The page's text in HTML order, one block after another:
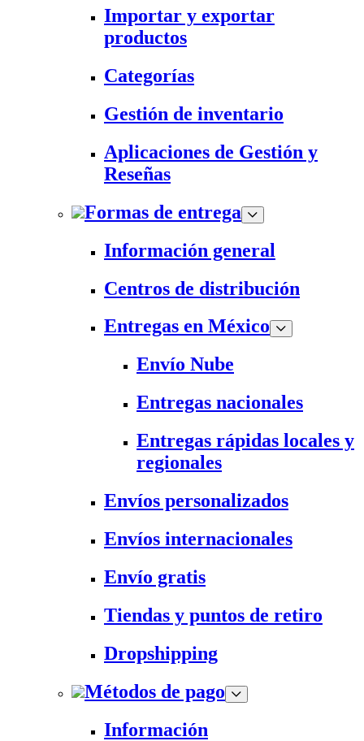
Importar y exportar
productos
Categorías
Gestión de inventario
Aplicaciones de Gestión y
Reseñas
Formas de entrega
Información general
Centros de distribución
Entregas en México
Envío Nube
Entregas nacionales
Entregas rápidas locales y
regionales
Envíos personalizados
Envíos internacionales
Envío gratis
Tiendas y puntos de retiro
Dropshipping
Métodos de pago
Información